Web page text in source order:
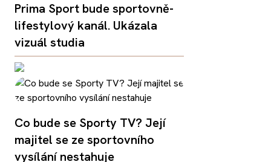
Prima Sport bude sportovně-
lifestylový kanál. Ukázala
vizuál studia
Co bude se Sporty TV? Její
majitel se ze sportovního
vysílání nestahuje